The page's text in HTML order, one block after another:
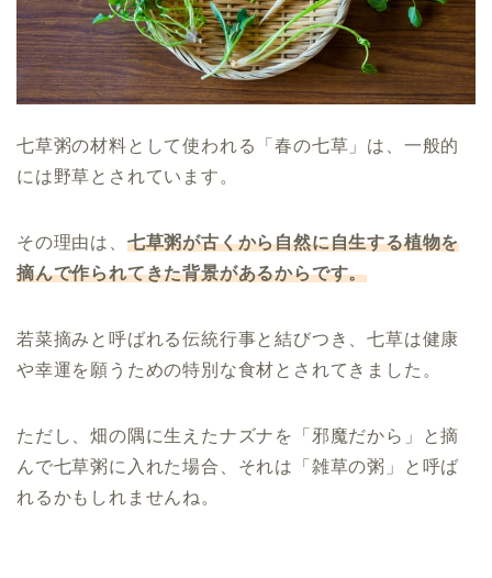
七草粥の材料として使われる「春の七草」は、一般的
には野草とされています。
その理由は、 七草粥が古くから自然に自生する植物を
摘んで作られてきた背景があるからです。
若菜摘みと呼ばれる伝統行事と結びつき、七草は健康
や幸運を願うための特別な食材とされてきました。
ただし、畑の隅に生えたナズナを「邪魔だから」と摘
んで七草粥に入れた場合、それは「雑草の粥」と呼ば
れるかもしれませんね。